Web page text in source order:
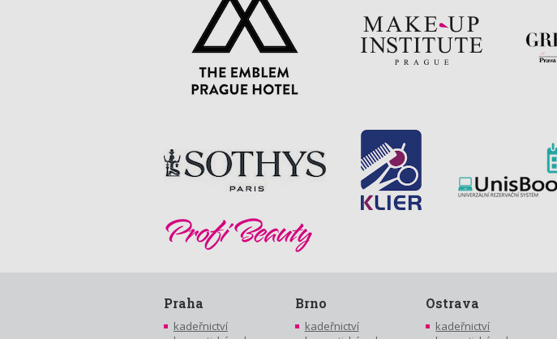
Praha
kadeřnictví
Brno
kadeřnictví
Ostrava
kadeřnictví